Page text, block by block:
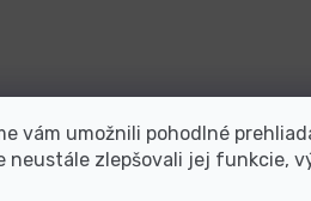
vám umožnili pohodlné
neustále zlepšovali jej funkcie,